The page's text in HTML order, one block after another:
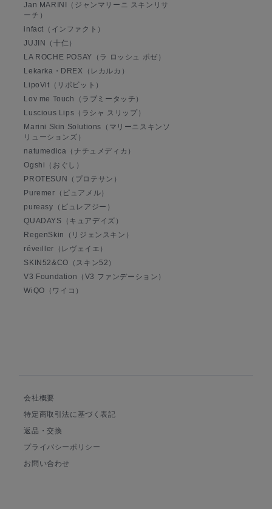
Jan MARINI（ジャンマリーニ スキンリサ
ーチ）
infact（インファクト）
JUJIN（十仁）
LA ROCHE POSAY（ラ ロッシュ ポゼ）
Lekarka・DREX（レカルカ）
LipoVit（リポビット）
Lov me Touch（ラブミータッチ）
Luscious Lips（ラシャ スリップ）
Marini Skin Solutions（マリーニスキンソ
リューションズ）
natumedica（ナチュメディカ）
Ogshi（おぐし）
PROTESUN（プロテサン）
Puremer（ピュアメル）
pureasy（ピュレアジー）
QUADAYS（キュアデイズ）
RegenSkin（リジェンスキン）
réveiller（レヴェイエ）
SKIN52&CO（スキン52）
V3 Foundation（V3 ファンデーション）
WiQO（ワイコ）
会社概要
特定商取引法に基づく表記
返品・交換
プライバシーポリシー
お問い合わせ